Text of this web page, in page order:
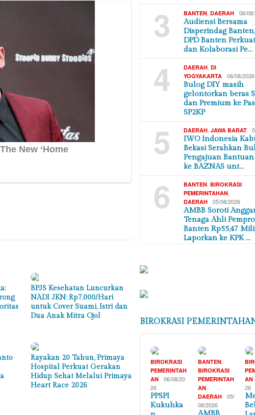
BPJS Kesehatan Luncurkan
NADI JKN: Rp7.000/Hari
untuk Cover Suami, Istri dan
Dua Anak Mitra Ojol
Rayakan 20 Tahun, Primaya
Hospital Perkuat Gerakan
Hidup Sehat Melalui Primaya
Heart Race 2026
3 BANTEN ,DAERAH 06/
Audiensi Bersama
Disperindag
DPD Banten
dan Kolaborasi Pe…
4 DAERAH ,DI
YOGYAKARTA
06/08/2026
Bulog DIY masih
gelontorkan beras
dan Premium ke
SP2KP
5 DAERAH ,JAWA BARAT
IWO Indonesia
Bekasi Serahkan
Pengajuan
ke BAZNAS unt…
6 BANTEN ,BIROKRASI
PEMERINTAHAN
DAERAH 05/08/2026
AMBB Soroti
Tenaga Ahli
Banten Rp55,47
Laporkan ke KPK …
BIROKRASI
BIROKRASI
PEMERINTAH
AN
06/08/20
26
PPSPI
Kukuhka
BANTEN,
BIROKRASI
PEMERINTAH
AN,
DAERAH
05/
08/2026
AMBB
AN
26